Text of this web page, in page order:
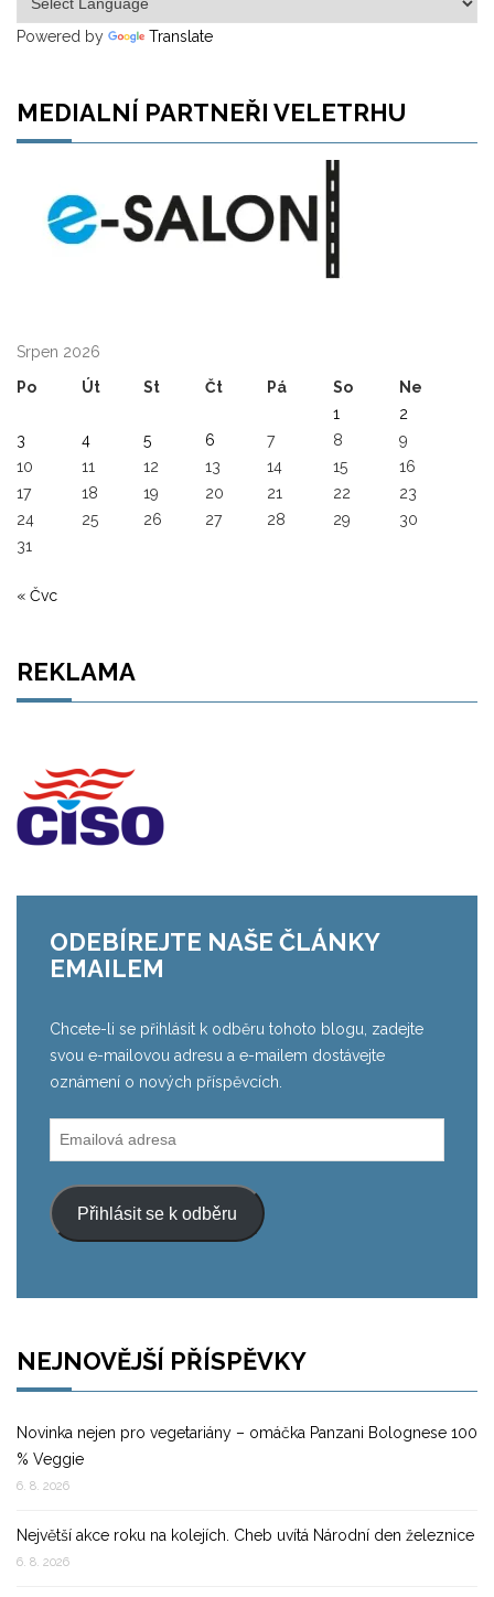
Powered by Translate
MEDIALNÍ PARTNEŘI VELETRHU
Srpen 2026
Po
Út St Čt Pá So
Ne
1
2
3
4 5 6 7 8
9
10
11 12 13 14 15
16
17
18 19 20 21 22
23
24
25 26 27 28 29
30
31
« Čvc
REKLAMA
ODEBÍREJTE NAŠE ČLÁNKY
EMAILEM
Chcete-li se přihlásit k odběru tohoto blogu, zadejte
svou e-mailovou adresu a e-mailem dostávejte
oznámení o nových příspěvcích.
Emailová
adresa
Přihlásit se k odběru
NEJNOVĚJŠÍ PŘÍSPĚVKY
Novinka nejen pro vegetariány – omáčka Panzani Bolognese 100
% Veggie
6. 8. 2026
Největší akce roku na kolejích. Cheb uvítá Národní den železnice
6. 8. 2026